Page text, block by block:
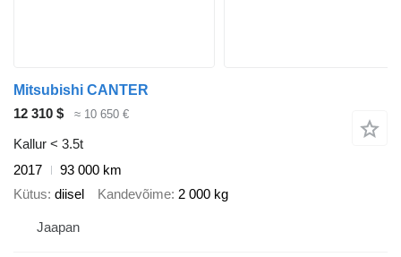
Mitsubishi CANTER
12 310 $
≈ 10 650 €
Kallur < 3.5t
2017
93 000 km
Kütus diisel Kandevõime 2 000 kg
Jaapan